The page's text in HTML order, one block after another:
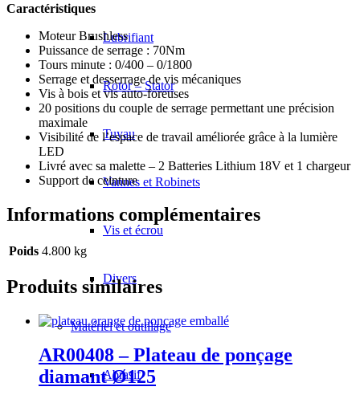
Lubrifiant
Rotor – Stator
Tuyau
Vannes et Robinets
Vis et écrou
Divers
Matériel et outillage
Abrasif
Caractéristiques
Moteur Brushless
Puissance de serrage : 70Nm
Tours minute : 0/400 – 0/1800
Serrage et desserrage de vis mécaniques
Vis à bois et vis auto-foreuses
20 positions du couple de serrage permettant une précision
maximale
Visibilité de l’espace de travail améliorée grâce à la lumière
LED
Livré avec sa malette – 2 Batteries Lithium 18V et 1 chargeur
Support de ceinture
Informations complémentaires
Poids 4.800 kg
Produits similaires
AR00408 – Plateau de ponçage
diamant Ø125